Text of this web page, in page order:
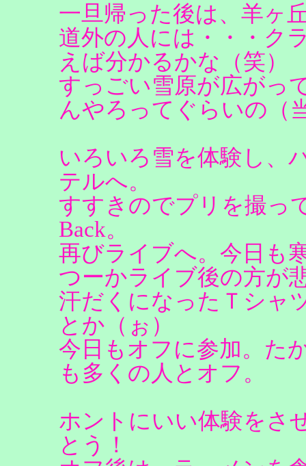
一旦帰った後は、羊ヶ
道外の人には・・・ク
えば分かるかな（笑）
すっごい雪原が広がっ
んやろってぐらいの（
いろいろ雪を体験し、
テルへ。
すすきのでプリを撮っ
Back。
再びライブへ。今日も
つーかライブ後の方が
汗だくになったＴシャ
とか（ぉ）
今日もオフに参加。た
も多くの人とオフ。
ホントにいい体験をさ
とう！